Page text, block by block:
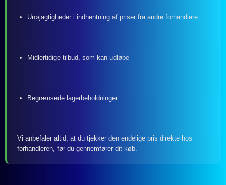
Unøjagtigheder i indhentning af priser fra andre forhandlere
Midlertidige tilbud, som kan udløbe
Begrænsede lagerbeholdninger
Vi anbefaler altid, at du tjekker den endelige pris direkte hos
forhandleren, før du gennemfører dit køb.